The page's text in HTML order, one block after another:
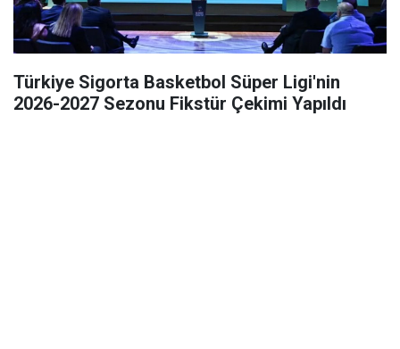
Türkiye Sigorta Basketbol Süper Ligi'nin
2026-2027 Sezonu Fikstür Çekimi Yapıldı